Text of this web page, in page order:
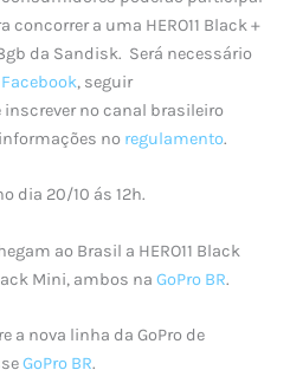
concorrer a uma HERO11 Black +
da Sandisk. Será necessário
Facebook, seguir
inscrever no canal brasileiro
no regulamento.
dia 20/10 ás 12h.
ao Brasil a HERO11 Black
Mini, ambos na GoPro BR.
a nova linha da GoPro de
GoPro BR.